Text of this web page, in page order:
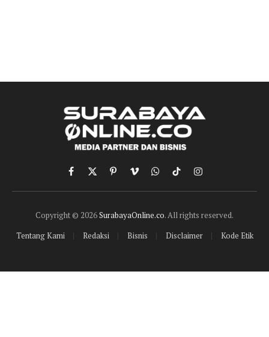
Facebook
X
(Twitter)
PinterestVimeoWhatsApp
TikTokInstagram
Copyright © 2026SurabayaOnline.co. All rights reserved.
Tentang Kami
Redaksi Bisnis Disclaimer Kode Etik